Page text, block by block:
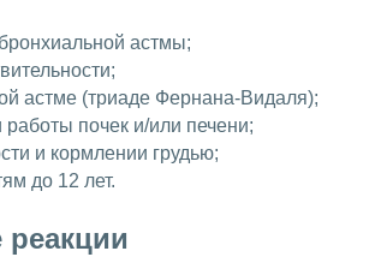
астмы;
астме (триаде Фернана-Видаля);
почек и/или печени;
и кормлении грудью;
до 12 лет.